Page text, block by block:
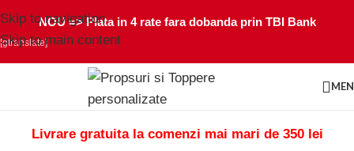
Skip to navigation
Skip to main content
NOU =>Plata in 4 rate fara dobanda prin TBI Bank
[gtranslate]
Livrare gratuita la comenzi mai mari de 350 lei